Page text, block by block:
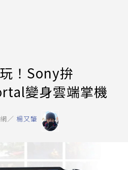
！Sony拚
變身雲端掌機
／ 楊又肇